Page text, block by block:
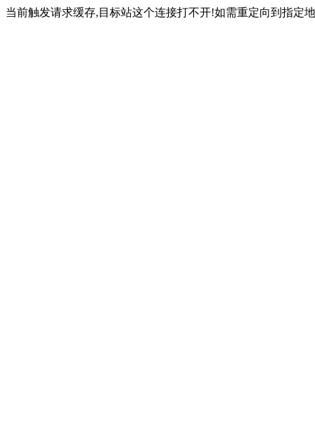
当前触发请求缓存,目标站这个连接打不开!如需重定向到指定